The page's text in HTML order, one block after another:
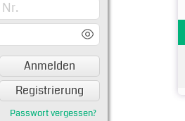
Anmelden
Registrierung
Passwort vergessen?